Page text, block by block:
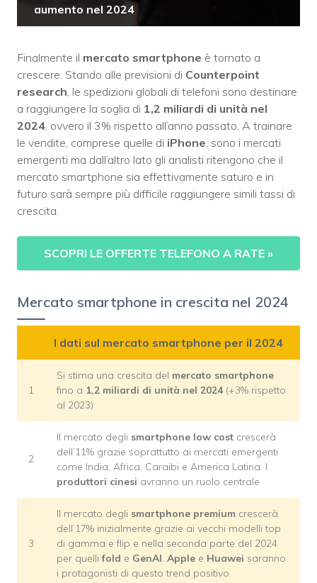
aumento nel 2024
Finalmente il mercato smartphone è tornato a
crescere. Stando alle previsioni di Counterpoint
research, le spedizioni globali di telefoni sono destinare
a raggiungere la soglia di 1,2 miliardi di unità nel
2024, ovvero il 3% rispetto all’anno passato. A trainare
le vendite, comprese quelle di iPhone, sono i mercati
emergenti ma dall’altro lato gli analisti ritengono che il
mercato smartphone sia effettivamente saturo e in
futuro sarà sempre più difficile raggiungere simili tassi di
crescita.
SCOPRI LE OFFERTE TELEFONO A RATE »
Mercato smartphone in crescita nel 2024
I dati sul mercato smartphone per il 2024
1
Si stima una crescita del mercato smartphone
fino a 1,2 miliardi di unità nel 2024 (+3% rispetto
al 2023)
2
Il mercato degli smartphone low cost crescerà
dell’11% grazie soprattutto ai mercati emergenti
come India, Africa, Caraibi e America Latina. I
produttori cinesi avranno un ruolo centrale
3
Il mercato degli smartphone premium crescerà
dell’17% inizialmente grazie ai vecchi modelli top
di gamma e flip e nella seconda parte del 2024
per quellifold e GenAI. Apple e Huawei saranno
i protagonisti di questo trend positivo